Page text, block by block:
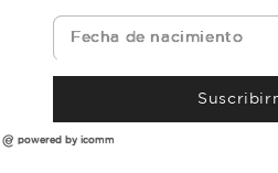
powered by icomm